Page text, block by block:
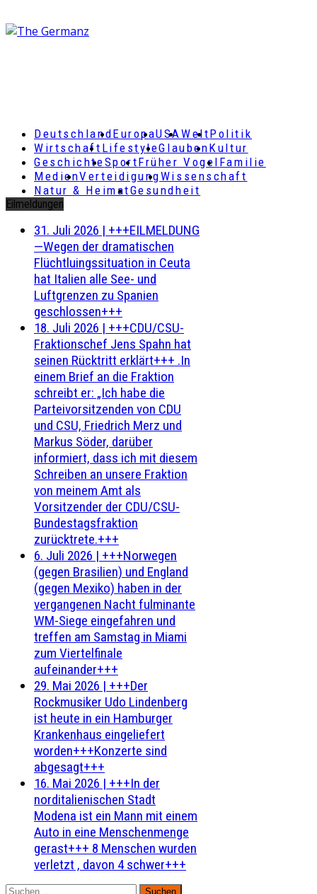
DeutschlandEuropaUSAWeltPolitik
Wirtschaft LifestyleGlaubenKultur
GeschichteSportFrüher Vogel Familie
MedienVerteidigungWissenschaft
Natur & HeimatGesundheit
Eilmeldungen
31. Juli 2026 | +++EILMELDUNG
—Wegen der dramatischen
Flüchtluingssituation in Ceuta
hat Italien alle See- und
Luftgrenzen zu Spanien
geschlossen+++
18. Juli 2026 | +++CDU/CSU-
Fraktionschef Jens Spahn hat
seinen Rücktritt erklärt+++ .In
einem Brief an die Fraktion
schreibt er: „Ich habe die
Parteivorsitzenden von CDU
und CSU, Friedrich Merz und
Markus Söder, darüber
informiert, dass ich mit diesem
Schreiben an unsere Fraktion
von meinem Amt als
Vorsitzender der CDU/CSU-
Bundestagsfraktion
zurücktrete.+++
6. Juli 2026 | +++Norwegen
(gegen Brasilien) und England
(gegen Mexiko) haben in der
vergangenen Nacht fulminante
WM-Siege eingefahren und
treffen am Samstag in Miami
zum Viertelfinale
aufeinander+++
29. Mai 2026 | +++Der
Rockmusiker Udo Lindenberg
ist heute in ein Hamburger
Krankenhaus eingeliefert
worden+++Konzerte sind
abgesagt+++
16. Mai 2026 | +++In der
norditalienischen Stadt
Modena ist ein Mann mit einem
Auto in eine Menschenmenge
gerast+++ 8 Menschen wurden
verletzt , davon 4 schwer+++
Suchen